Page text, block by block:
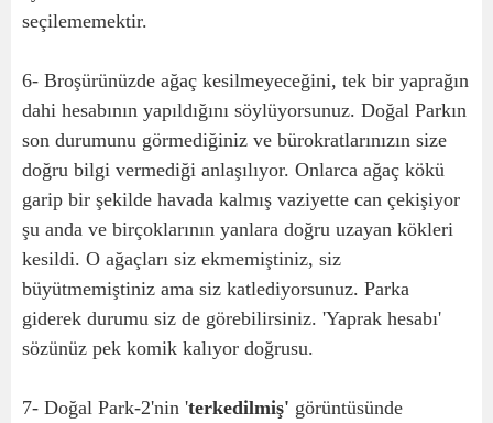
seçilememektir.
6- Broşürünüzde ağaç kesilmeyeceğini, tek bir yaprağın
dahi hesabının yapıldığını söylüyorsunuz. Doğal Parkın
son durumunu görmediğiniz ve bürokratlarınızın size
doğru bilgi vermediği anlaşılıyor. Onlarca ağaç kökü
garip bir şekilde havada kalmış vaziyette can çekişiyor
şu anda ve birçoklarının yanlara doğru uzayan kökleri
kesildi. O ağaçları siz ekmemiştiniz, siz
büyütmemiştiniz ama siz katlediyorsunuz. Parka
giderek durumu siz de görebilirsiniz. 'Yaprak hesabı'
sözünüz pek komik kalıyor doğrusu.
7- Doğal Park-2'nin 'terkedilmiş' görüntüsünde